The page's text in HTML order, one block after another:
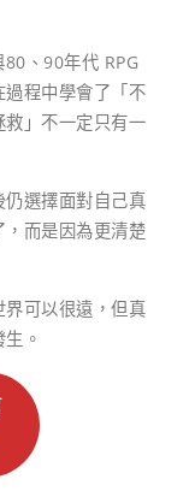
、90年代 RPG
程中學會了「不
」不一定只有一
選擇面對自己真
而是因為更清楚
可以很遠，但真
。